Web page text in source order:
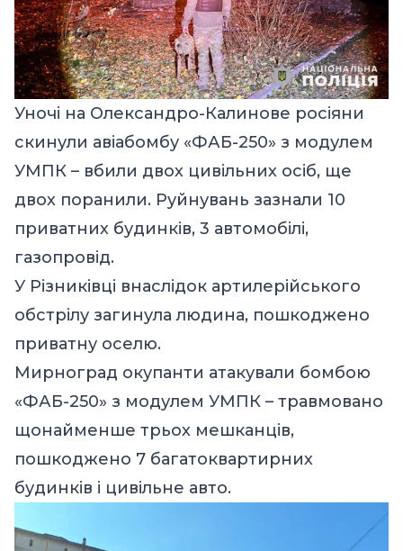
Уночі на Олександро-Калинове росіяни
скинули авіабомбу «ФАБ-250» з модулем
УМПК – вбили двох цивільних осіб, ще
двох поранили. Руйнувань зазнали 10
приватних будинків, 3 автомобілі,
газопровід.
У Різниківці внаслідок артилерійського
обстрілу загинула людина, пошкоджено
приватну оселю.
Мирноград окупанти атакували бомбою
«ФАБ-250» з модулем УМПК – травмовано
щонайменше трьох мешканців,
пошкоджено 7 багатоквартирних
будинків і цивільне авто.